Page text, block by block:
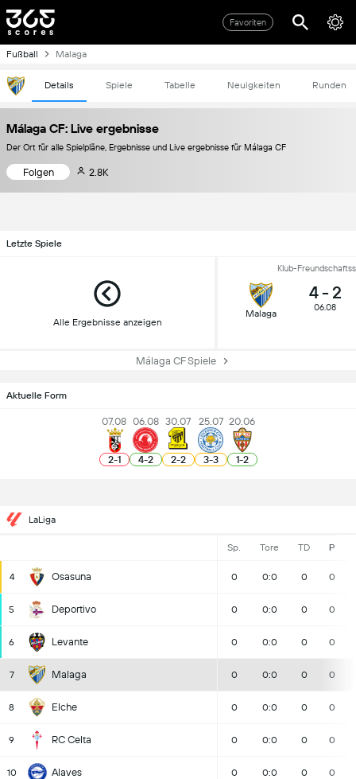
Favoriten
Fußball Malaga
Details Spiele Tabelle Neuigkeiten Runden
Málaga CF: Live ergebnisse
Der Ort für alle Spielpläne, Ergebnisse und Live ergebnisse für Málaga CF
Folgen 2.8K
Letzte Spiele
Alle Ergebnisse anzeigen
Klub-
Malaga
4- 2
06.08
Málaga CF Spiele
Aktuelle Form
07.08
2-1
06.08
4-2
30.07
2-2
25.07
3-3
20.06
1-2
LaLiga
Sp. Tore TD P
4 Osasuna 0 0:0 0 0
5 Deportivo 0 0:0 0 0
6 Levante 0 0:0 0 0
7 Malaga 0 0:0 0 0
8 Elche 0 0:0 0 0
9 RC Celta 0 0:0 0 0
10 Alaves 0 0:0 0 0